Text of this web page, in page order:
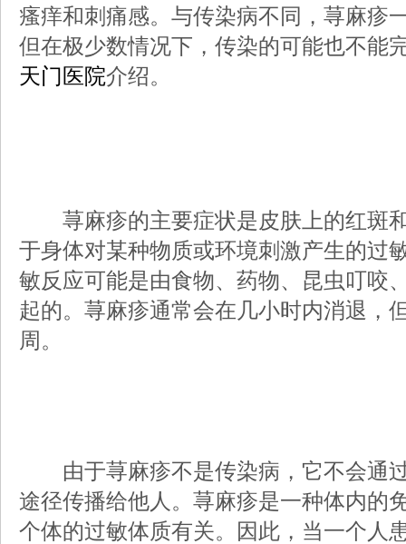
瘙痒和刺痛感。与传染病不同，荨麻疹
但在极少数情况下，传染的可能也不能
天门医院介绍。
荨麻疹的主要症状是皮肤上的红斑
于身体对某种物质或环境刺激产生的过
敏反应可能是由食物、药物、昆虫叮咬
起的。荨麻疹通常会在几小时内消退，
周。
由于荨麻疹不是传染病，它不会通
途径传播给他人。荨麻疹是一种体内的
个体的过敏体质有关。因此，当一个人